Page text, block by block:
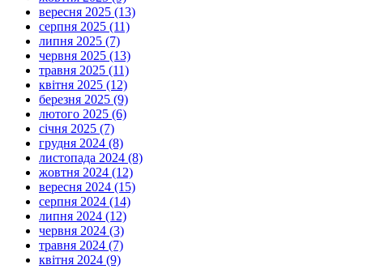
вересня 2025 (13)
серпня 2025 (11)
липня 2025 (7)
червня 2025 (13)
травня 2025 (11)
квітня 2025 (12)
березня 2025 (9)
лютого 2025 (6)
січня 2025 (7)
грудня 2024 (8)
листопада 2024 (8)
жовтня 2024 (12)
вересня 2024 (15)
серпня 2024 (14)
липня 2024 (12)
червня 2024 (3)
травня 2024 (7)
квітня 2024 (9)